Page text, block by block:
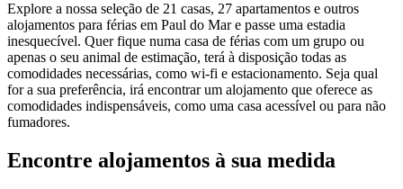
Explore a nossa seleção de 21 casas, 27 apartamentos e outros
alojamentos para férias em Paul do Mar e passe uma estadia
inesquecível. Quer fique numa casa de férias com um grupo ou
apenas o seu animal de estimação, terá à disposição todas as
comodidades necessárias, como wi-fi e estacionamento. Seja qual
for a sua preferência, irá encontrar um alojamento que oferece as
comodidades indispensáveis, como uma casa acessível ou para não
fumadores.
Encontre alojamentos à sua medida